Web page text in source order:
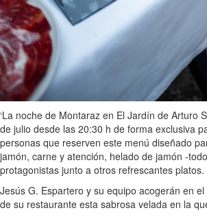
‘La noche de Montaraz en El Jardín de Arturo
de julio desde las 20:30 h de forma exclusiva
personas que reserven este menú diseñado
jamón, carne y atención, helado de jamón -
protagonistas junto a otros refrescantes platos.
Jesús G. Espartero y su equipo acogerán en
de su restaurante esta sabrosa velada en la